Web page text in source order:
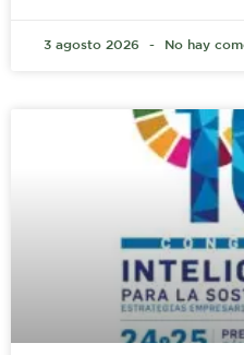
3 agosto 2026 No hay